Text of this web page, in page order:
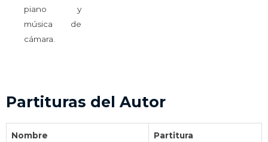
piano y
música de
cámara.
Partituras del Autor
Nombre Partitura